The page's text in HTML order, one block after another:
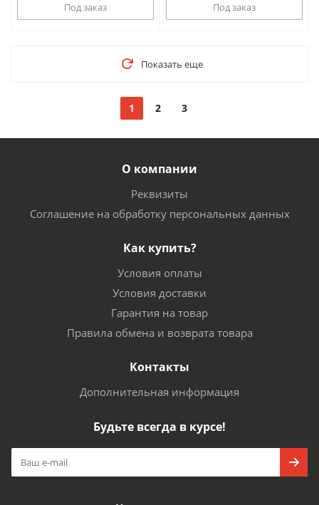
Под заказ Под заказ
Показать еще
1 2 3
О компании
Реквизиты
Соглашение на обработку персональных данных
Как купить?
Условия оплаты
Условия доставки
Гарантия на товар
Правила обмена и возврата товара
Контакты
Дополнительная информация
Будьте всегда в курсе!